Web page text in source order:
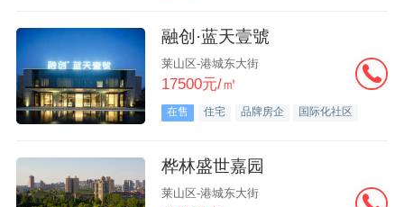
融创·蓝天壹號
莱山区-港城东大街
17500元/㎡
在售 住宅 品牌房企 国际化社区
桦林盛世嘉园
莱山区-港城东大街